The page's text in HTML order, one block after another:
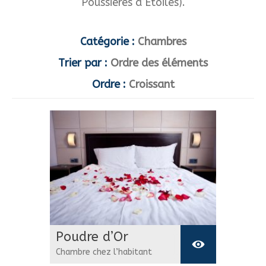
Catégorie : Chambres
Trier par : Ordre des éléments
Ordre : Croissant
Poudre d’Or
Chambre chez l’habitant